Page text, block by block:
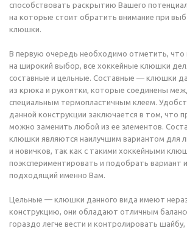
способствовать раскрытию Вашего
на которые стоит обратить внимание при
клюшки.
В первую очередь необходимо отметить, что
на широкий выбор, все хоккейные клюшки
составные и цельные. Составные — клюшки
из крюка и рукоятки, которые соединены
специальным термопластичным клеем.
данной конструкции заключается в том, что
можно заменить любой из ее элементов.
клюшки являются наилучшим вариантом для
и новичков, так как с такими хоккейными
поэкспериментировать и подобрать вариант
подходящий именно Вам.
Цельные — клюшки данного вида имеют
конструкцию, они обладают отличным
гораздо легче вести и контролировать